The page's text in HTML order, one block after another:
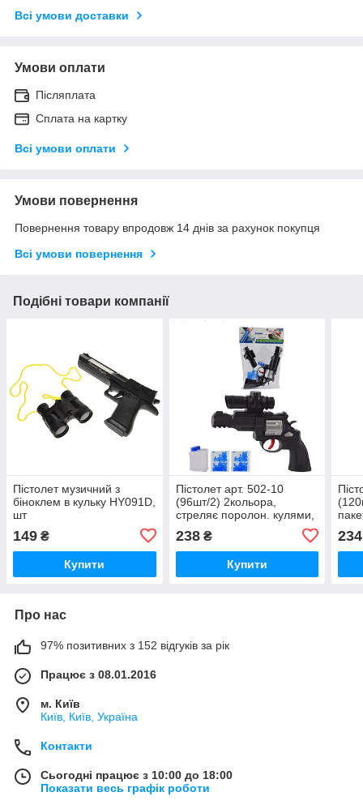
Всі умови доставки
Умови оплати
Післяплата
Сплата на картку
Всі умови оплати
Умови повернення
Повернення товару впродовж 14 днів за рахунок покупця
Всі умови повернення
Подібні товари компанії
Пістолет музичний з
біноклем в кульку HY091D,
шт
149 ₴
Купити
Пістолет арт. 502-10
(96шт/2) 2кольора,
стреляє поролон. кулями,
238₴
Купити
234
Про нас
97% позитивних з 152 відгуків за рік
Працює з 08.01.2016
м. Київ
Київ, Київ, Україна
Контакти
Сьогодні працює з 10:00 до 18:00
Показати весь графік роботи